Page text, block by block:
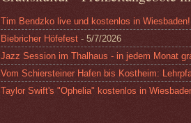
Tim Bendzko live und kostenlos in Wiesbaden!
Biebricher Höfefest - 5/7/2026
Jazz Session im Thalhaus - in jedem Monat
Vom Schiersteiner Hafen bis Kostheim:
Taylor Swift's "Ophelia" kostenlos in